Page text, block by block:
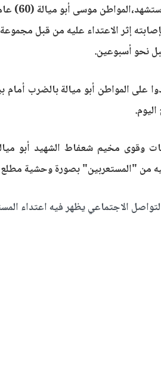
إثر الاعتداء عليه من قبل
نحو أسبوعين.
على المواطن أبو ميالة بالضرب
.
وقوى مخيم شعفاط الشهيد أبو
من "المستعربين" بصورة وحشية مطلع
الاجتماعي يظهر فيه اعتداء